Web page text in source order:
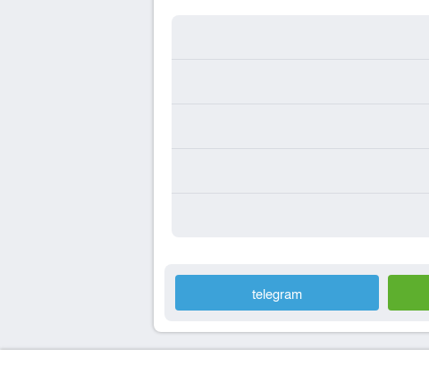
telegram